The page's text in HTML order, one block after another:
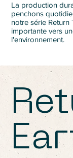
La production
penchons
notre série Return
importante vers
l'environnement.